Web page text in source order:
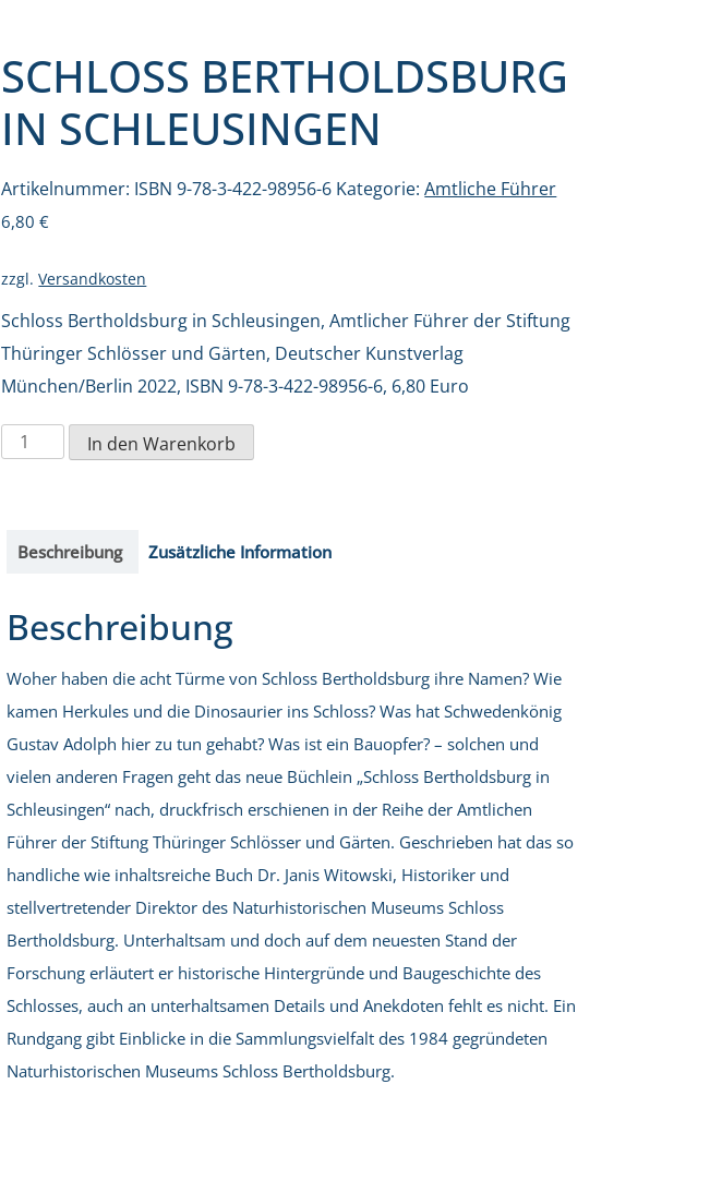
SCHLOSS BERTHOLDSBURG
IN SCHLEUSINGEN
Artikelnummer: ISBN 9-78-3-422-98956-6 Kategorie:Amtliche Führer
6,80€
zzgl.Versandkosten
Schloss Bertholdsburg in Schleusingen, Amtlicher Führer der Stiftung
Thüringer Schlösser und Gärten, Deutscher Kunstverlag
München/Berlin 2022, ISBN 9-78-3-422-98956-6, 6,80 Euro
Schloss
Schleusingen
In den Warenkorb
Beschreibung Zusätzliche Information
Beschreibung
Woher haben die acht Türme von Schloss Bertholdsburg ihre Namen? Wie
kamen Herkules und die Dinosaurier ins Schloss? Was hat Schwedenkönig
Gustav Adolph hier zu tun gehabt? Was ist ein Bauopfer? – solchen und
vielen anderen Fragen geht das neue Büchlein „Schloss Bertholdsburg in
Schleusingen“ nach, druckfrisch erschienen in der Reihe der Amtlichen
Führer der Stiftung Thüringer Schlösser und Gärten. Geschrieben hat das so
handliche wie inhaltsreiche Buch Dr. Janis Witowski, Historiker und
stellvertretender Direktor des Naturhistorischen Museums Schloss
Bertholdsburg. Unterhaltsam und doch auf dem neuesten Stand der
Forschung erläutert er historische Hintergründe und Baugeschichte des
Schlosses, auch an unterhaltsamen Details und Anekdoten fehlt es nicht. Ein
Rundgang gibt Einblicke in die Sammlungsvielfalt des 1984 gegründeten
Naturhistorischen Museums Schloss Bertholdsburg.